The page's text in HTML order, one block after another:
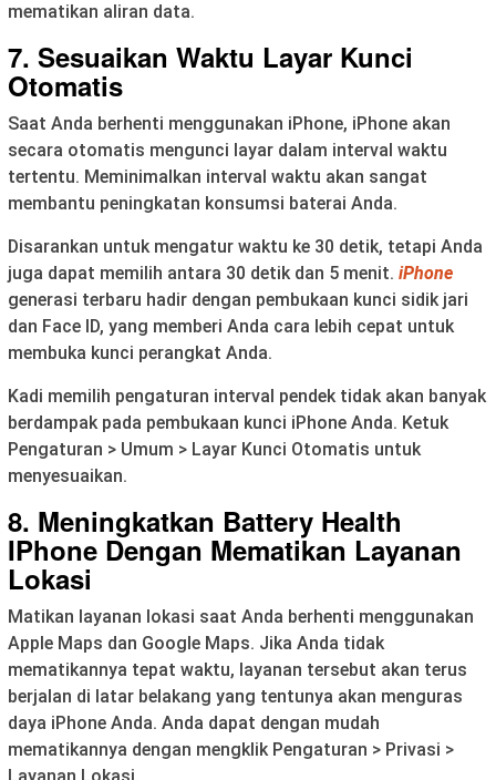
mematikan aliran data.
7. Sesuaikan Waktu Layar Kunci
Otomatis
Saat Anda berhenti menggunakan iPhone, iPhone akan
secara otomatis mengunci layar dalam interval waktu
tertentu. Meminimalkan interval waktu akan sangat
membantu peningkatan konsumsi baterai Anda.
Disarankan untuk mengatur waktu ke 30 detik, tetapi Anda
juga dapat memilih antara 30 detik dan 5 menit. iPhone
generasi terbaru hadir dengan pembukaan kunci sidik jari
dan Face ID, yang memberi Anda cara lebih cepat untuk
membuka kunci perangkat Anda.
Kadi memilih pengaturan interval pendek tidak akan banyak
berdampak pada pembukaan kunci iPhone Anda. Ketuk
Pengaturan > Umum > Layar Kunci Otomatis untuk
menyesuaikan.
8. Meningkatkan Battery Health
IPhone Dengan Mematikan Layanan
Lokasi
Matikan layanan lokasi saat Anda berhenti menggunakan
Apple Maps dan Google Maps. Jika Anda tidak
mematikannya tepat waktu, layanan tersebut akan terus
berjalan di latar belakang yang tentunya akan menguras
daya iPhone Anda. Anda dapat dengan mudah
mematikannya dengan mengklik Pengaturan > Privasi >